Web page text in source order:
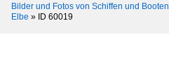
Bilder und Fotos von Schiffen und Booten
Elbe » ID 60019